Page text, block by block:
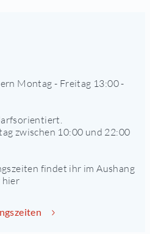
Montag - Freitag 13:00 -
zwischen 10:00 und 22:00
findet ihr im Aushang
hier